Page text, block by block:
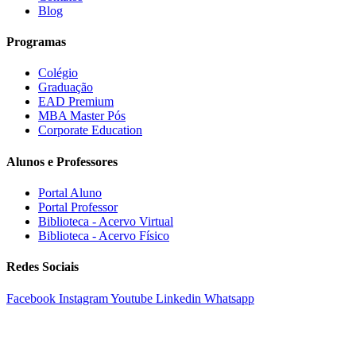
Blog
Programas
Colégio
Graduação
EAD Premium
MBA Master Pós
Corporate Education
Alunos e Professores
Portal Aluno
Portal Professor
Biblioteca - Acervo Virtual
Biblioteca - Acervo Físico
Redes Sociais
Facebook InstagramYoutube Linkedin Whatsapp